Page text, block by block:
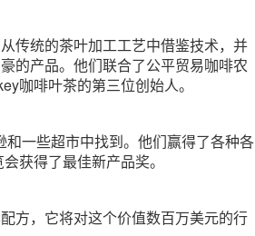
传统的茶叶加工工艺中借鉴技术，并
的产品。他们联合了公平贸易咖啡农
咖啡叶茶的第三位创始人。
一些超市中找到。他们赢得了各种各
获得了最佳新产品奖。
方，它将对这个价值数百万美元的行